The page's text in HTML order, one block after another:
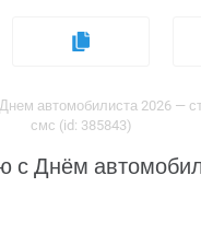
автомобилиста 2026 —
смс (id: 385843)
с Днём